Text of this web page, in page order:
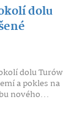
dolu
dolu Turów
a pokles na
nového...